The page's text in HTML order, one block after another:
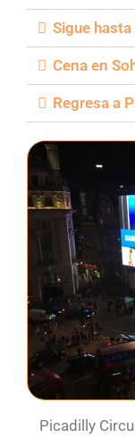
Sigue
Cena en
Regresa a
Picadilly